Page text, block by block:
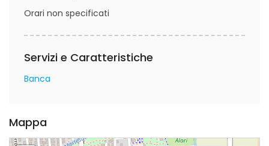
Orari non specificati
Servizi e Caratteristiche
Banca
Mappa